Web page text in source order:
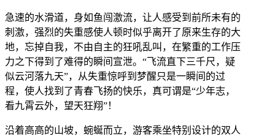
急速的水滑道，身如鱼闯激流，让人感受到前所未有的
刺激，强烈的失重感使人顿时似乎离开了原来生存的大
地，忘掉自我，不由自主的狂吼乱叫，在繁重的工作压
力之下得到了难得的瞬间宣泄。“飞流直下三千尺，疑
似云河落九天”，从失重惊呼到梦醒只是一瞬间的过
程，使人找到了青春飞扬的快乐，真可谓是“少年志，
看九霄云外，望天狂翔”！
沿着高高的山坡，蜿蜒而立，游客乘坐特别设计的双人